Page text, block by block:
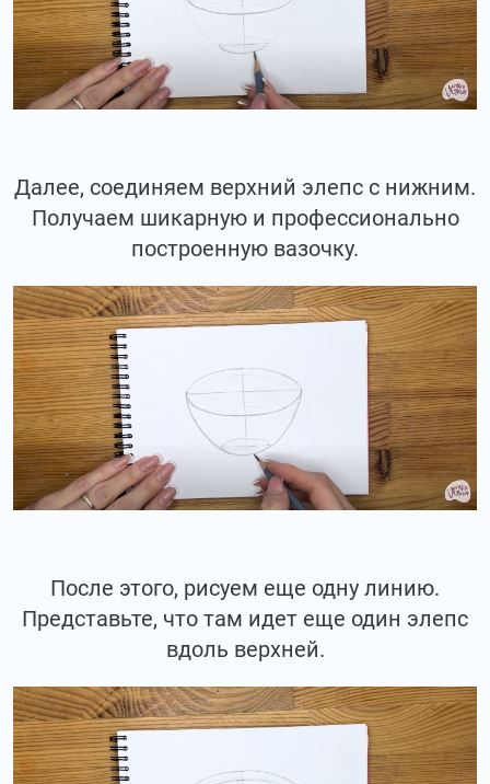
Далее, соединяем верхний элепс с нижним.
Получаем шикарную и профессионально
построенную вазочку.
После этого, рисуем еще одну линию.
Представьте, что там идет еще один элепс
вдоль верхней.